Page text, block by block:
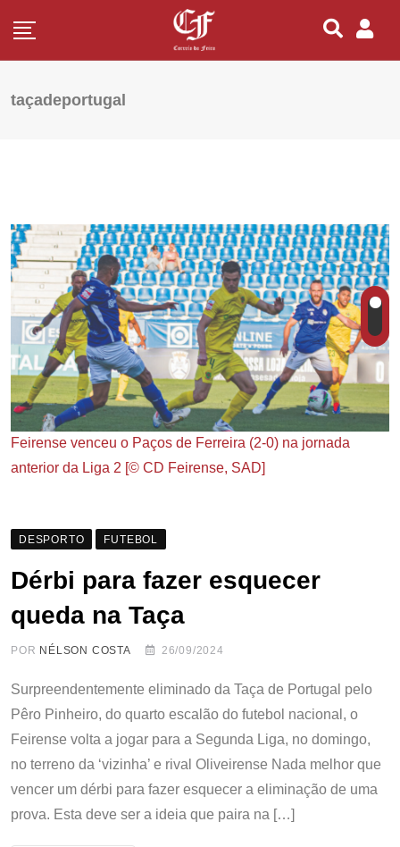
taçadeportugal
Feirense venceu o Paços de Ferreira (2-0) na jornada
anterior da Liga 2 [© CD Feirense, SAD]
DESPORTO FUTEBOL
Dérbi para fazer esquecer
queda na Taça
POR NÉLSON COSTA 26/09/2024
Surpreendentemente eliminado da Taça de Portugal pelo
Pêro Pinheiro, do quarto escalão do futebol nacional, o
Feirense volta a jogar para a Segunda Liga, no domingo,
no terreno da ‘vizinha’ e rival Oliveirense Nada melhor que
vencer um dérbi para fazer esquecer a eliminação de uma
prova. Esta deve ser a ideia que paira na […]